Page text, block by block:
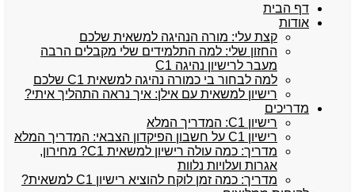
דף הבית
אודות
קצת עלי: מורה הנהיגה למשאית שלכם
החזון שלי: למה התלמידים שלי מקבלים הרבה
מעבר לרישיון נהיגה C1
למה לבחור בי כמורה נהיגה למשאית C1 שלכם
רישיון למשאית עם אילן: איך נראה התהליך איתי?
מדריכים
רישיון C1: המדריך המלא
רישיון C1 על חשבון הפיקדון הצבאי: המדריך המלא
מדריך: כמה עולה רישיון למשאית C1? מחירון,
אגרות ועלויות נלוות
מדריך: כמה זמן לוקח להוציא רישיון C1 למשאית?